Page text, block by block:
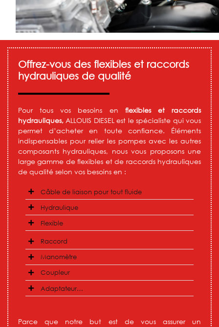
Offrez-vous des flexibles et raccords
hydrauliques de qualité
Pour tous vos besoins en flexibles et raccords
hydrauliques, ALLOUIS DIESEL est le spécialiste qui vous
permet d’acheter en toute confiance. Éléments
indispensables pour relier les pompes avec les autres
composants hydrauliques, nous vous proposons une
large gamme de flexibles et de raccords hydrauliques
de qualité selon vos besoins en :
Câble de liaison pour tout fluide
Hydraulique
Flexible
Raccord
Manomètre
Coupleur
Adaptateur…
Parce que notre but est de vous assurer un